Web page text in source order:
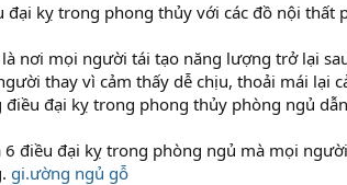
đại kỵ trong phong thủy với các đồ nội thất
nơi mọi người tái tạo năng lượng trở lại
thay vì cảm thấy dễ chịu, thoải mái lại
điều đại kỵ trong phong thủy phòng ngủ
6 điều đại kỵ trong phòng ngủ mà mọi
gi.ường ngủ gỗ